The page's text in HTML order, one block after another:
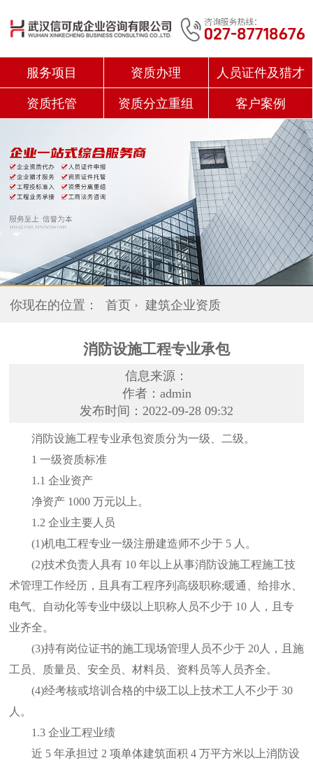
服务项目 资质办理 人员证件及猎才
资质托管 资质分立重组 客户案例
你现在的位置： 首页 建筑企业资质
消防设施工程专业承包
信息来源：
作者：admin
发布时间：2022-09-28 09:32
消防设施工程专业承包资质分为一级、二级。
1 一级资质标准
1.1 企业资产
净资产 1000 万元以上。
1.2 企业主要人员
(1)机电工程专业一级注册建造师不少于 5 人。
(2)技术负责人具有 10 年以上从事消防设施工程施工技
术管理工作经历，且具有工程序列高级职称;暖通、给排水、
电气、自动化等专业中级以上职称人员不少于 10 人，且专
业齐全。
(3)持有岗位证书的施工现场管理人员不少于 20人，且施
工员、质量员、安全员、材料员、资料员等人员齐全。
(4)经考核或培训合格的中级工以上技术工人不少于 30
人。
1.3 企业工程业绩
近 5 年承担过 2 项单体建筑面积 4 万平方米以上消防设